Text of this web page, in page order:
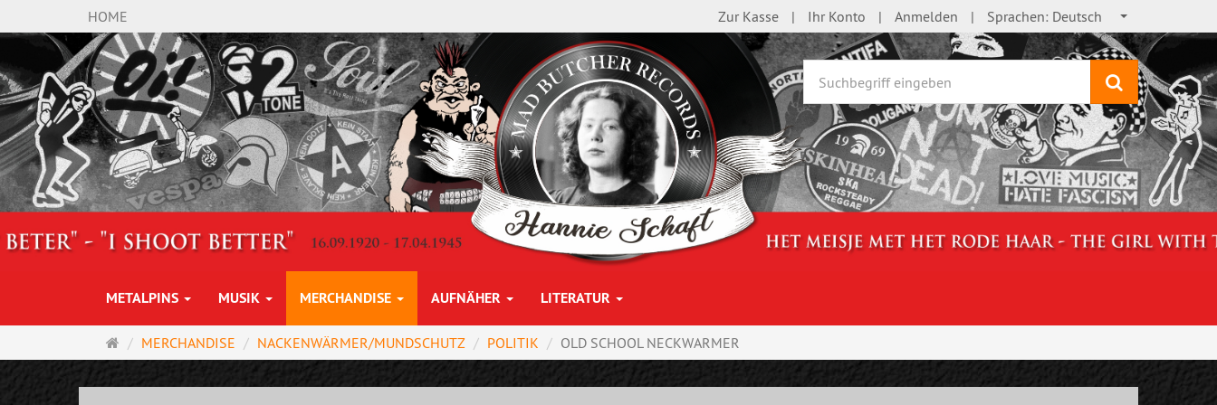
HOME Zur Kasse Ihr Konto Anmelden Sprachen: Deutsch
Suchen
METALPINS MUSIK MERCHANDISE AUFNÄHER LITERATUR
Startseite
MERCHANDISE NACKENWÄRMER/MUNDSCHUTZ POLITIK OLD SCHOOL NECKWARMER